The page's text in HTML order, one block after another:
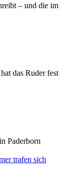
– und die im
das Ruder fest
Paderborn